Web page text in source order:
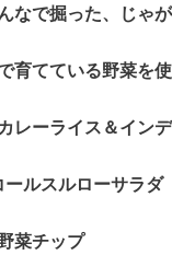
なで掘った、じゃ
育てている野菜を
レーライス＆イン
ールスルローサラダ
菜チップ